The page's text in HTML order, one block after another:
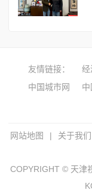
友情链接： 经
中国城市网
中
网站地图 | 关于我们
COPYRIGHT © 天津